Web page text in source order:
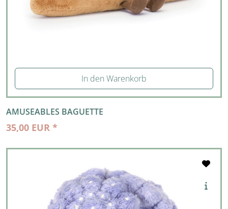
In den Warenkorb
AMUSEABLES BAGUETTE
35,00 EUR *